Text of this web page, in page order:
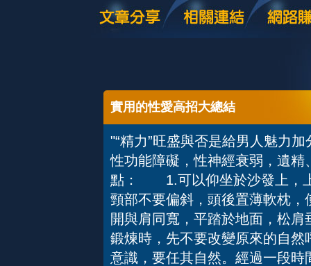
實用的性愛高招大總結
"“精力”旺盛與否是給男人魅力
性功能障礙，性神經衰弱，遺
點： 1.可以仰坐於沙發上，上
頸部不要偏斜，頭後置薄軟枕
開與肩同寬，平踏於地面，松
鍛煉時，先不要改變原來的自
意識，要任其自然。經過一段